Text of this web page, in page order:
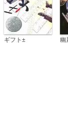
ギフト± 幽